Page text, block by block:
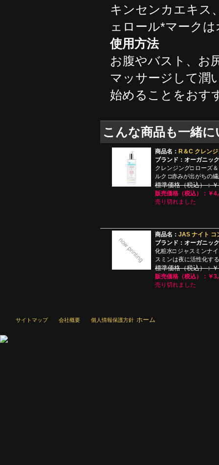
キンセンカエキス
ェロール*マーク
使用方法
お腹やバスト、お
マッサージして潤
始めることをおす
こんな商品も一緒
商品名： R＆C クレン
ブランド：オーガニッ
クレンジング□ ローズ
ルク □赤みが出がちの
標準価格（税込）：
販売価格（税込）：￥
売り切れました
商品名： JAS ナイト コ
ブランド：オーガニッ
化粧水□ ジャスミンナ
スミンは夜に活性化す
標準価格（税込）：
販売価格（税込）：￥
売り切れました
ホーム
サイトマップ 会社概要 個人情報保護方針